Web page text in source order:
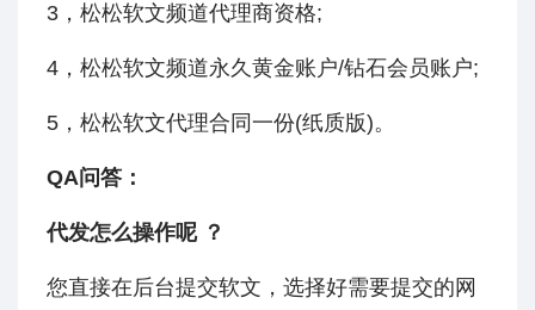
3，松松软文频道代理商资格;
4，松松软文频道永久黄金账户/钻石会员账户;
5，松松软文代理合同一份(纸质版)。
QA问答：
代发怎么操作呢 ？
您直接在后台提交软文，选择好需要提交的网